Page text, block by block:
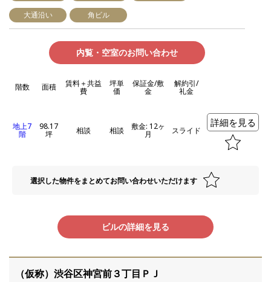
大通沿い 角ビル
内覧・空室のお問い合わせ
階数 面積 賃料＋共益
費
坪単
価
保証金/敷
金
解約引/
礼金
地上7
階
98.17
坪 相談 相談 敷金: 12ヶ
月 スライド
詳細を見る
選択した物件をまとめてお問い合わせいただけます
ビルの詳細を見る
（仮称）渋谷区神宮前３丁目ＰＪ